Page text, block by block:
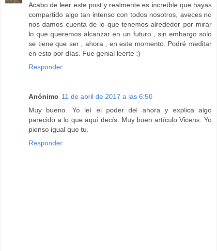
Acabo de leer este post y realmente es increíble que hayas
compartido algo tan intenso con todos nosotros, aveces no
nos damos cuenta de lo que tenemos alrededor por mirar
lo que queremos alcanzar en un futuro , sin embargo solo
se tiene que ser , ahora , en este momento. Podré meditar
en esto por días. Fue genial leerte :)
Responder
Anónimo 11 de abril de 2017 a las 6:50
Muy bueno. Yo leí el poder del ahora y explica algo
parecido a lo que aquí decís. Muy buen artículo Vicens. Yo
pienso igual que tu.
Responder